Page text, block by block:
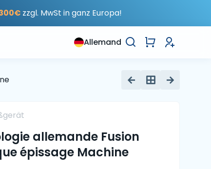
zzgl. MwSt in ganz Europa!
Allemand
allemande Fusion
épissage Machine